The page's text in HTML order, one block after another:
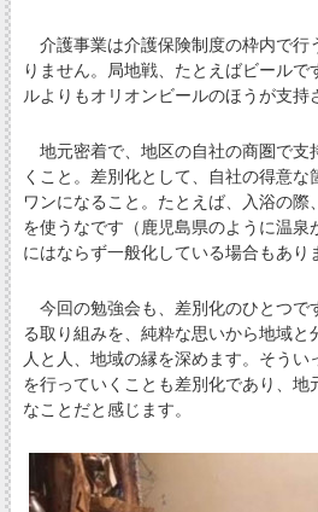
介護事業は介護保険制度の枠内で行
りません。局地戦、たとえばビール
ルよりもオリオンビールのほうが支持
地元密着で、地区の自社の商圏で支
くこと。差別化として、自社の得意
ワンになること。たとえば、入浴の際
を使うなです（鹿児島県のように温泉
にはならず一般化している場合もあり
今回の勉強会も、差別化のひとつで
る取り組みを、純粋な思いから地域と
人と人、地域の縁を深めます。そう
を行っていくことも差別化であり、地
なことだと感じます。